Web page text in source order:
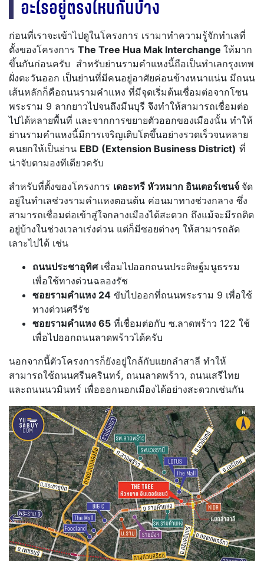
อะไรอยู่ตรงไหนกันบ้าง
ก่อนที่เราจะเข้าไปดูในโครงการ เรามาทำความรู้จักทำเลที่
ตั้งของโครงการ The Tree Hua Mak Interchange ให้มาก
ขึ้นกันก่อนครับ สำหรับย่านรามคำแหงนี้ถือเป็นทำเลกรุงเทพ
ฝั่งตะวันออก เป็นย่านที่มีคนอยู่อาศัยค่อนข้างหนาแน่น มีถนน
เส้นหลักก็คือถนนรามคำแหง ที่มีจุดเริ่มต้นเชื่อมต่อจากโซน
พระราม 9 ลากยาวไปจนถึงมีนบุรี จึงทำให้สามารถเชื่อมต่อ
ไปได้หลายพื้นที่ และจากการขยายตัวออกของเมืองนั้น ทำให้
ย่านรามคำแหงนี้มีการเจริญเติบโตขึ้นอย่างรวดเร็วจนหลาย
คนยกให้เป็นย่าน EBD (Extension Business District) ที่
น่าจับตามองทีเดียวครับ
สำหรับที่ตั้งของโครงการ เดอะทรี หัวหมาก อินเตอร์เชนจ์ จัด
อยู่ในทำเลช่วงรามคำแหงตอนต้น ค่อนมาทางช่วงกลาง ซึ่ง
สามารถเชื่อมต่อเข้าสู่ใจกลางเมืองได้สะดวก ถึงแม้จะมีรถติด
อยู่บ้างในช่วงเวลาเร่งด่วน แต่ก็มีซอยต่างๆ ให้สามารถลัด
เลาะไปได้ เช่น
ถนนประชาอุทิศเชื่อมไปออกถนนประดิษฐ์มนูธรรม
เพื่อใช้ทางด่วนฉลองรัช
ซอยรามคำแหง 24 ขับไปออกที่ถนนพระราม 9 เพื่อใช้
ทางด่วนศรีรัช
ซอยรามคำแหง 65 ที่เชื่อมต่อกับ ซ.ลาดพร้าว 122 ใช้
เพื่อไปออกถนนลาดพร้าวได้ครับ
นอกจากนี้ตัวโครงการก็ยังอยู่ใกล้กับแยกลำสาลี ทำให้
สามารถใช้ถนนศรีนครินทร์, ถนนลาดพร้าว, ถนนเสรีไทย
และถนนนวมินทร์ เพื่อออกนอกเมืองได้อย่างสะดวกเช่นกัน